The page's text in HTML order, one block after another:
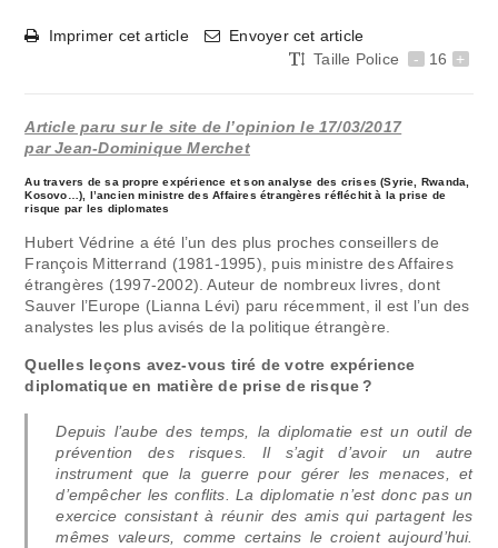
Imprimer cet article
Envoyer cet article
Taille Police
- 16 +
Article paru sur le site de l’opinion le 17/03/2017
par Jean-Dominique Merchet
Au travers de sa propre expérience et son analyse des crises (Syrie, Rwanda,
Kosovo…), l’ancien ministre des Affaires étrangères réfléchit à la prise de
risque par les diplomates
Hubert Védrine a été l’un des plus proches conseillers de
François Mitterrand (1981-1995), puis ministre des Affaires
étrangères (1997-2002). Auteur de nombreux livres, dont
Sauver l’Europe (Lianna Lévi) paru récemment, il est l’un des
analystes les plus avisés de la politique étrangère.
Quelles leçons avez-vous tiré de votre expérience
diplomatique en matière de prise de risque ?
Depuis l’aube des temps, la diplomatie est un outil de
prévention des risques. Il s’agit d’avoir un autre
instrument que la guerre pour gérer les menaces, et
d’empêcher les conflits. La diplomatie n’est donc pas un
exercice consistant à réunir des amis qui partagent les
mêmes valeurs, comme certains le croient aujourd’hui.